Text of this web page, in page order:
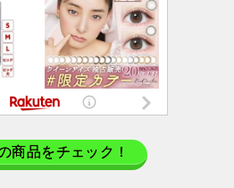
商品をチェック！